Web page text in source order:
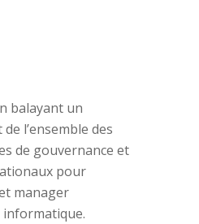
balayant un
l’ensemble des
de gouvernance et
pour
manager